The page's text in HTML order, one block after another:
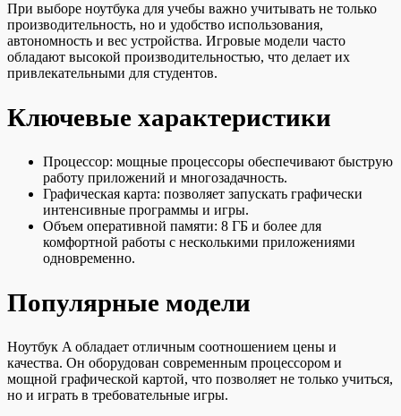
При выборе ноутбука для учебы важно учитывать не только
производительность, но и удобство использования,
автономность и вес устройства. Игровые модели часто
обладают высокой производительностью, что делает их
привлекательными для студентов.
Ключевые характеристики
Процессор: мощные процессоры обеспечивают быструю
работу приложений и многозадачность.
Графическая карта: позволяет запускать графически
интенсивные программы и игры.
Объем оперативной памяти: 8 ГБ и более для
комфортной работы с несколькими приложениями
одновременно.
Популярные модели
Ноутбук A обладает отличным соотношением цены и
качества. Он оборудован современным процессором и
мощной графической картой, что позволяет не только учиться,
но и играть в требовательные игры.